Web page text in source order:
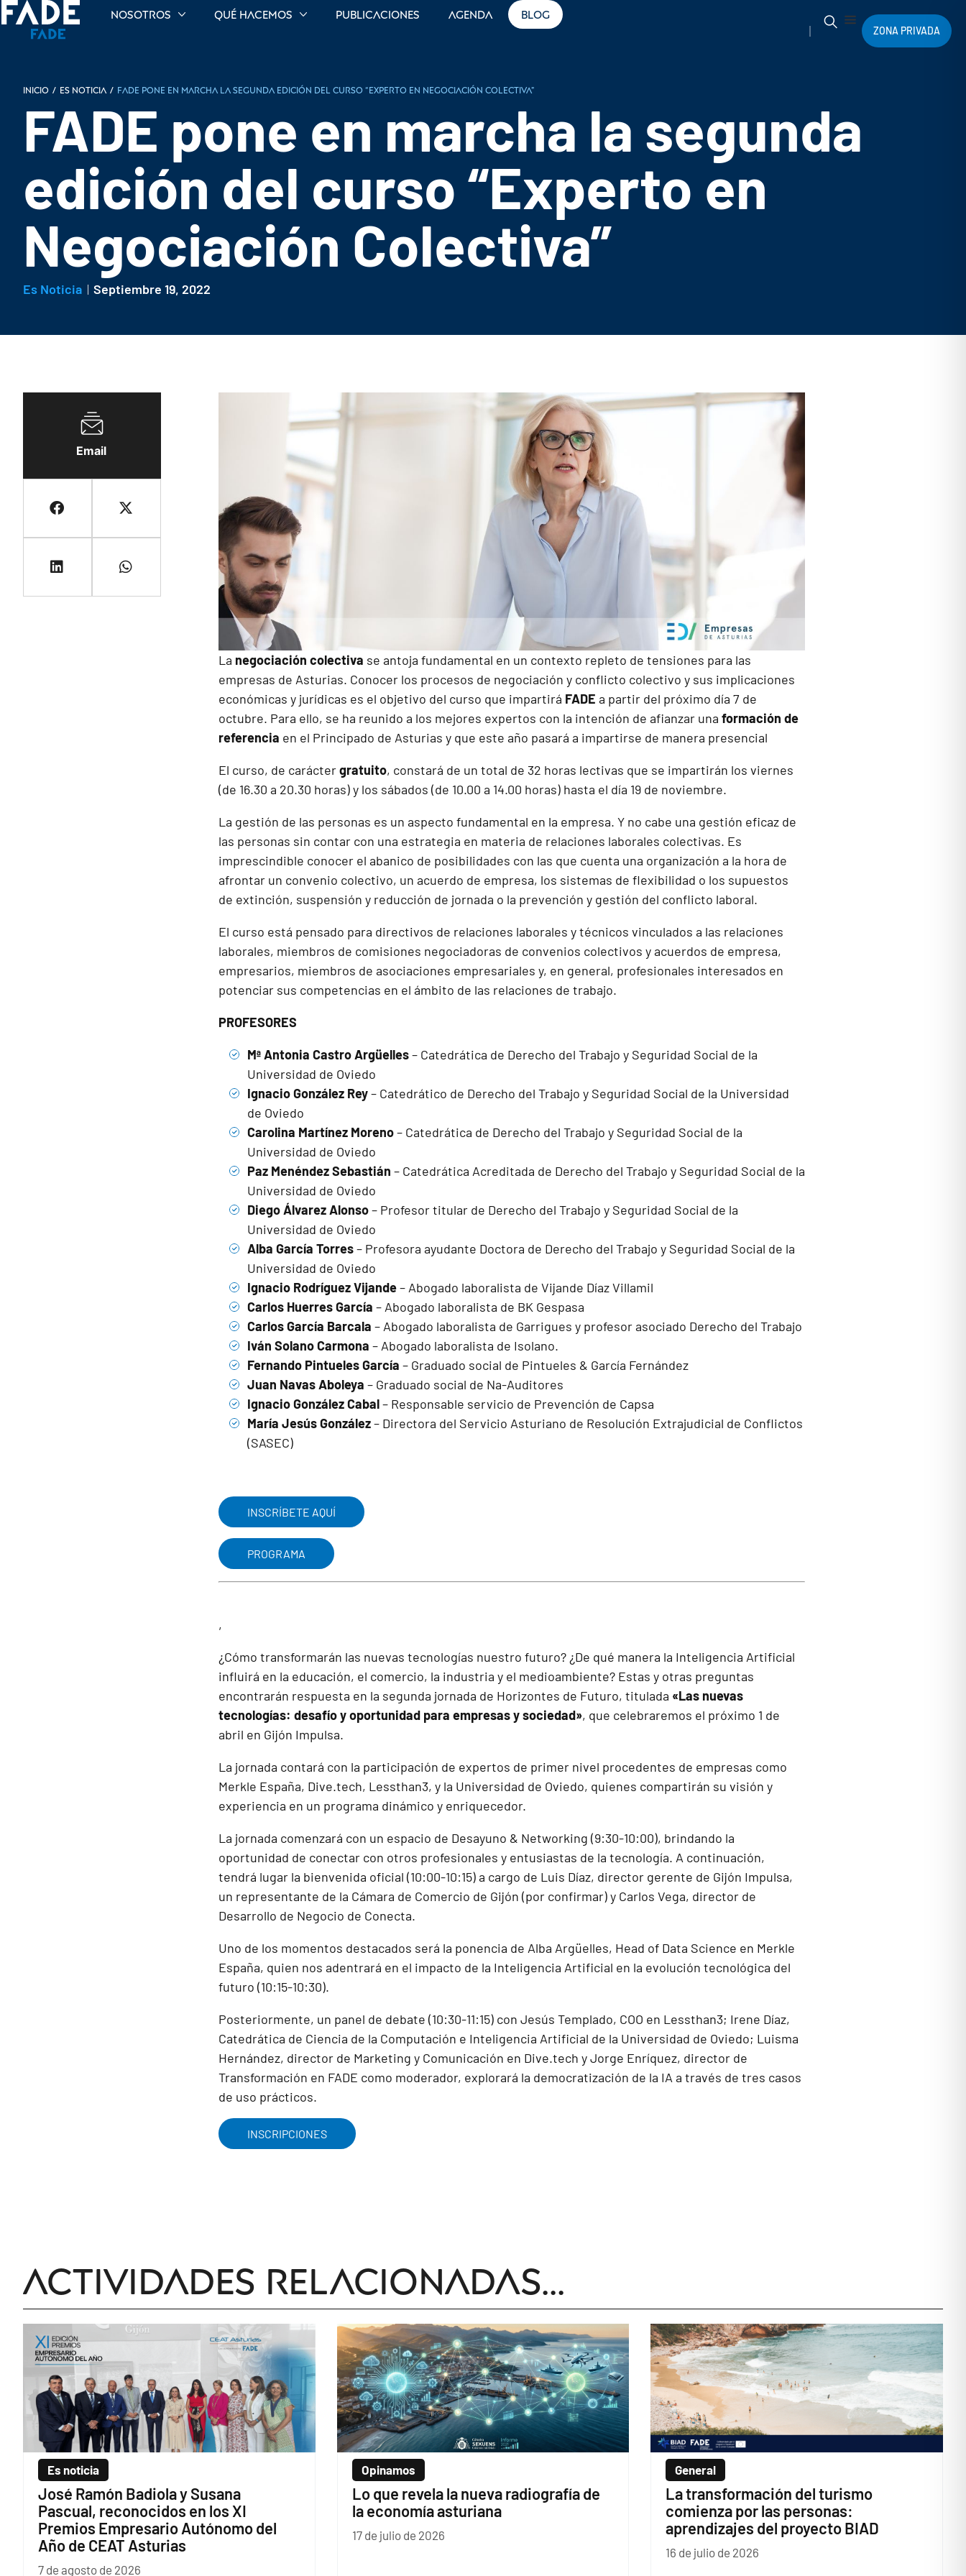
Nosotros Qué hacemos Publicaciones Agenda Blog
ZONA PRIVADA
INICIO / Es noticia / FADE pone en marcha la segunda edición del curso “Experto en Negociación Colectiva”
FADE pone en marcha la segunda
edición del curso “Experto en
Negociación Colectiva”
Es Noticia Septiembre 19, 2022
Email
La negociación colectiva se antoja fundamental en un contexto repleto de tensiones para las
empresas de Asturias. Conocer los procesos de negociación y conflicto colectivo y sus implicaciones
económicas y jurídicas es el objetivo del curso que impartirá FADE a partir del próximo día 7 de
octubre. Para ello, se ha reunido a los mejores expertos con la intención de afianzar una formación de
referencia en el Principado de Asturias y que este año pasará a impartirse de manera presencial
El curso, de caráctergratuito, constará de un total de 32 horas lectivas que se impartirán los viernes
(de 16.30 a 20.30 horas) y los sábados (de 10.00 a 14.00 horas) hasta el día 19 de noviembre.
La gestión de las personas es un aspecto fundamental en la empresa. Y no cabe una gestión eficaz de
las personas sin contar con una estrategia en materia de relaciones laborales colectivas. Es
imprescindible conocer el abanico de posibilidades con las que cuenta una organización a la hora de
afrontar un convenio colectivo, un acuerdo de empresa, los sistemas de flexibilidad o los supuestos
de extinción, suspensión y reducción de jornada o la prevención y gestión del conflicto laboral.
El curso está pensado para directivos de relaciones laborales y técnicos vinculados a las relaciones
laborales, miembros de comisiones negociadoras de convenios colectivos y acuerdos de empresa,
empresarios, miembros de asociaciones empresariales y, en general, profesionales interesados en
potenciar sus competencias en el ámbito de las relaciones de trabajo.
PROFESORES
Mª Antonia Castro Argüelles– Catedrática de Derecho del Trabajo y Seguridad Social de la
Universidad de Oviedo
Ignacio González Rey– Catedrático de Derecho del Trabajo y Seguridad Social de la Universidad
de Oviedo
Carolina Martínez Moreno– Catedrática de Derecho del Trabajo y Seguridad Social de la
Universidad de Oviedo
Paz Menéndez Sebastián – Catedrática Acreditada de Derecho del Trabajo y Seguridad Social de la
Universidad de Oviedo
Diego Álvarez Alonso– Profesor titular de Derecho del Trabajo y Seguridad Social de la
Universidad de Oviedo
Alba García Torres– Profesora ayudante Doctora de Derecho del Trabajo y Seguridad Social de la
Universidad de Oviedo
Ignacio Rodríguez Vijande– Abogado laboralista de Vijande Díaz Villamil
Carlos Huerres García – Abogado laboralista de BK Gespasa
Carlos García Barcala – Abogado laboralista de Garrigues y profesor asociado Derecho del Trabajo
Iván Solano Carmona – Abogado laboralista de Isolano.
Fernando Pintueles García – Graduado social de Pintueles & García Fernández
Juan Navas Aboleya – Graduado social de Na-Auditores
Ignacio González Cabal– Responsable servicio de Prevención de Capsa
María Jesús González– Directora del Servicio Asturiano de Resolución Extrajudicial de Conflictos
(SASEC)
INSCRÍBETE AQUÍ
PROGRAMA
,
¿Cómo transformarán las nuevas tecnologías nuestro futuro? ¿De qué manera la Inteligencia Artificial
influirá en la educación, el comercio, la industria y el medioambiente? Estas y otras preguntas
encontrarán respuesta en la segunda jornada de Horizontes de Futuro, titulada «Las nuevas
tecnologías: desafío y oportunidad para empresas y sociedad», que celebraremos el próximo 1 de
abril en Gijón Impulsa.
La jornada contará con la participación de expertos de primer nivel procedentes de empresas como
Merkle España, Dive.tech, Lessthan3, y la Universidad de Oviedo, quienes compartirán su visión y
experiencia en un programa dinámico y enriquecedor.
La jornada comenzará con un espacio de Desayuno & Networking (9:30-10:00), brindando la
oportunidad de conectar con otros profesionales y entusiastas de la tecnología. A continuación,
tendrá lugar la bienvenida oficial (10:00-10:15) a cargo de Luis Díaz, director gerente de Gijón Impulsa,
un representante de la Cámara de Comercio de Gijón (por confirmar) y Carlos Vega, director de
Desarrollo de Negocio de Conecta.
Uno de los momentos destacados será la ponencia de Alba Argüelles, Head of Data Science en Merkle
España, quien nos adentrará en el impacto de la Inteligencia Artificial en la evolución tecnológica del
futuro (10:15-10:30).
Posteriormente, un panel de debate (10:30-11:15) con Jesús Templado, COO en Lessthan3; Irene Díaz,
Catedrática de Ciencia de la Computación e Inteligencia Artificial de la Universidad de Oviedo; Luisma
Hernández, director de Marketing y Comunicación en Dive.tech y Jorge Enríquez, director de
Transformación en FADE como moderador, explorará la democratización de la IA a través de tres casos
de uso prácticos.
INSCRIPCIONES
Actividades relacionadas...
Es noticia
José Ramón Badiola y Susana
Pascual, reconocidos en los XI
Premios Empresario Autónomo del
Año de CEAT Asturias
7 de agosto de 2026
Opinamos
Lo que revela la nueva radiografía de
la economía asturiana
17 de julio de 2026
General
La transformación del turismo
comienza por las personas:
aprendizajes del proyecto BIAD
16 de julio de 2026